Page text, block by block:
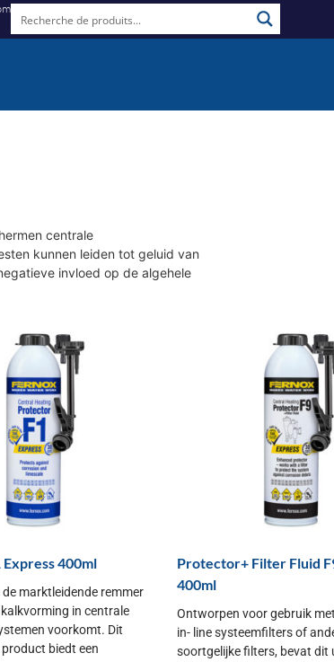
centrale
kunnen leiden tot geluid van
invloed op de algehele
400ml
marktleidende remmer
in centrale
voorkomt. Dit
biedt een
Protector+ Filter Fluid
400ml
Ontworpen voor gebruik
in- line systeemfilters of
soortgelijke filters, bevat dit